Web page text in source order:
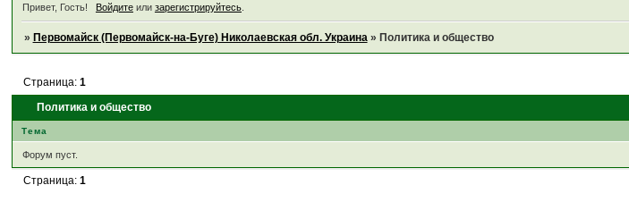
Привет, Гость! Войдитеили зарегистрируйтесь.
» Первомайск (Первомайск-на-Буге) Николаевская обл. Украина » Политика и общество
Политика и общество
Страница: 1
Тема
Форум пуст.
Страница: 1